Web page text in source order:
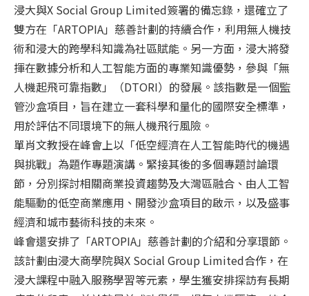
浸大與X Social Group Limited簽署的備忘錄，還確立了
雙方在「ARTOPIA」慈善計劃的持續合作，利用無人機技
術和浸大的跨學科知識為社區賦能。另一方面，浸大將發
揮在數據分析和人工智能方面的專業知識優勢，參與「無
人機起飛可靠指數」（DTORI）的發展。該指數是一個監
管沙盒項目，旨在建立一套科學和量化的國際安全標準，
用於評估不同環境下的無人機飛行風險。
單肖文教授在峰會上以「低空經濟在人工智能時代的機遇
與挑戰」為題作專題演講。緊接其後的多個專題討論環
節，分別探討相關商業投資趨勢及大灣區融合、由人工智
能驅動的低空商業應用、開發沙盒項目的啟示，以及盛事
經濟和城市藝術科技的未來。
峰會還安排了「ARTOPIA」慈善計劃的介紹和分享環節。
該計劃由浸大商學院與X Social Group Limited合作，在
浸大課程中融入服務學習等元素，學生獲安排探訪有長期